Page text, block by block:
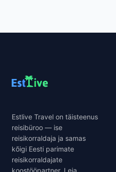
Estlive Travel on täisteenus
reisibüroo — ise
reisikorraldaja ja samas
kõigi Eesti parimate
reisikorraldajate
koostööpartner. Leia